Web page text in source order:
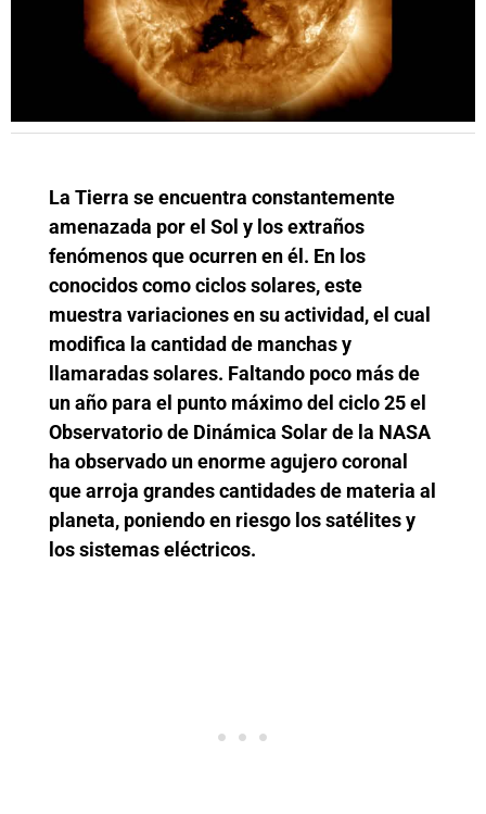
La Tierra se encuentra constantemente
amenazada por el Sol y los extraños
fenómenos que ocurren en él. En los
conocidos como ciclos solares, este
muestra variaciones en su actividad, el cual
modifica la cantidad de manchas y
llamaradas solares. Faltando poco más de
un año para el punto máximo del ciclo 25 el
Observatorio de Dinámica Solar de la NASA
ha observado un enorme agujero coronal
que arroja grandes cantidades de materia al
planeta, poniendo en riesgo los satélites y
los sistemas eléctricos.